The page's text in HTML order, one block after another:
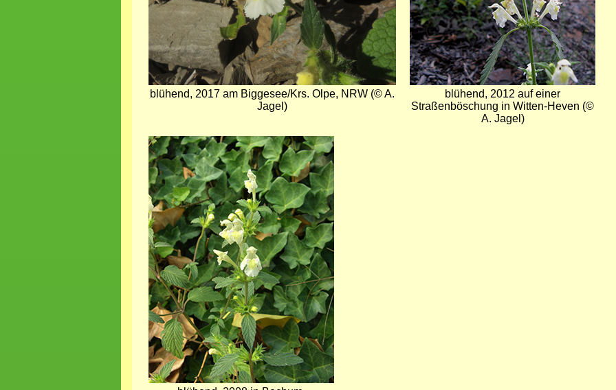
blühend, 2017 am Biggesee/Krs. Olpe, NRW (© A.
Jagel)
blühend, 2012 auf einer
Straßenböschung in Witten-Heven (©
A. Jagel)
Bild